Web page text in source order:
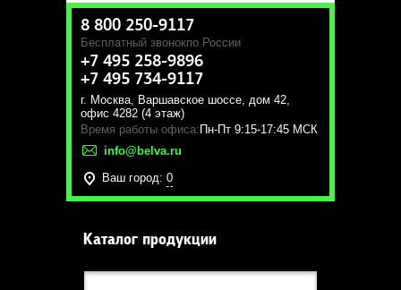
8 800 250-9117
Бесплатный звонокпо России
+7 495 258-9896
+7 495 734-9117
г. Москва, Варшавское шоссе, дом 42,
офис 4282 (4 этаж)
Время работы офиса: Пн-Пт 9:15-17:45 МСК
info@belva.ru
Ваш город: 0
Каталог продукции